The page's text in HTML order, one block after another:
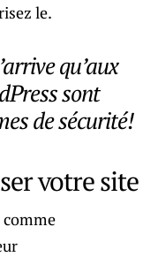
le.
qu’aux
sont
de sécurité!
votre site
comme